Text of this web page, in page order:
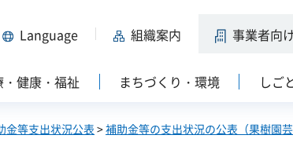
Language 組織案内 事業者向
・健康・福祉 まちづくり・環境 しご
金等支出状況公表>補助金等の支出状況の公表（果樹園芸